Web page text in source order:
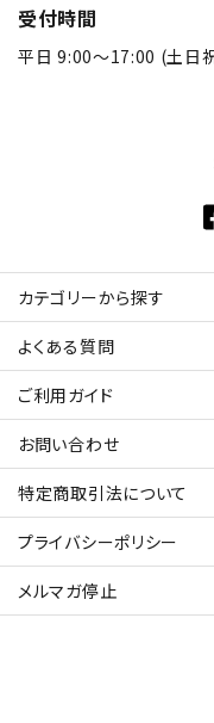
受付時間
平日 9:00〜17:00 (土日祝
カテゴリーから探す
よくある質問
ご利用ガイド
お問い合わせ
特定商取引法について
プライバシーポリシー
メルマガ停止